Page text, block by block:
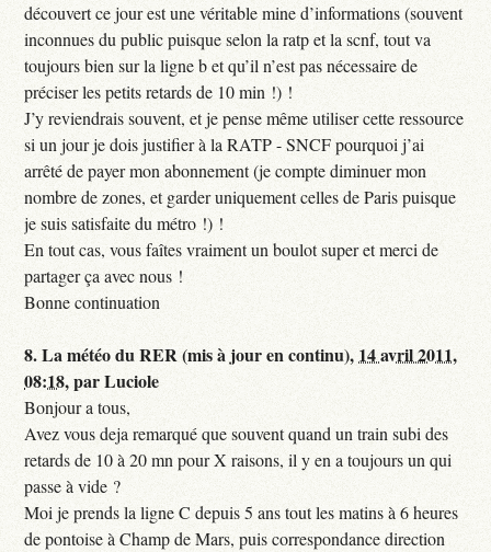
découvert ce jour est une véritable mine d’informations (souvent
inconnues du public puisque selon la ratp et la scnf, tout va
toujours bien sur la ligne b et qu’il n’est pas nécessaire de
préciser les petits retards de 10 min !) !
J’y reviendrais souvent, et je pense même utiliser cette ressource
si un jour je dois justifier à la RATP - SNCF pourquoi j’ai
arrêté de payer mon abonnement (je compte diminuer mon
nombre de zones, et garder uniquement celles de Paris puisque
je suis satisfaite du métro !) !
En tout cas, vous faîtes vraiment un boulot super et merci de
partager ça avec nous !
Bonne continuation
8.La météo du RER (mis à jour en continu), 14 avril 2011,
08:18,parLuciole
Bonjour a tous,
Avez vous deja remarqué que souvent quand un train subi des
retards de 10 à 20 mn pour X raisons, il y en a toujours un qui
passe à vide ?
Moi je prends la ligne C depuis 5 ans tout les matins à 6 heures
de pontoise à Champ de Mars, puis correspondance direction